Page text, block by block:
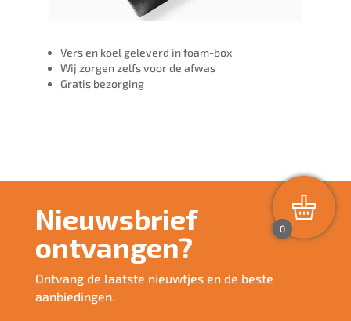
Vers en koel geleverd in foam-box
Wij zorgen zelfs voor de afwas
Gratis bezorging
Nieuwsbrief
ontvangen?
Ontvang de laatste nieuwtjes en de beste
aanbiedingen.
0